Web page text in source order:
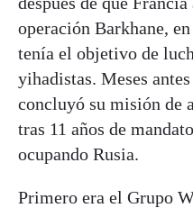
operación Barkhane,
tenía el objetivo de
yihadistas. Meses
concluyó su misión de
tras 11 años de
ocupando Rusia.
Primero era el Grupo